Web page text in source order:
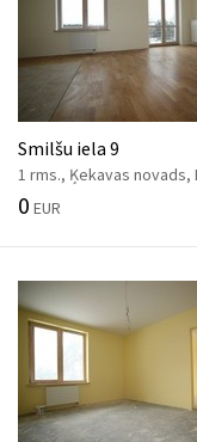
Smilšu iela 9
1 rms., Ķekavas novads,
0 EUR